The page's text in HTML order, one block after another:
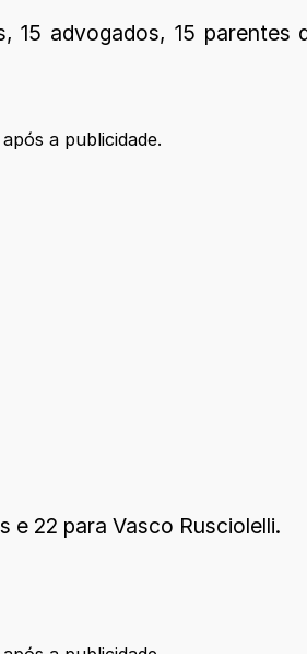
advogados, 15
a publicidade.
e 22 para Vasco Rusciolelli.